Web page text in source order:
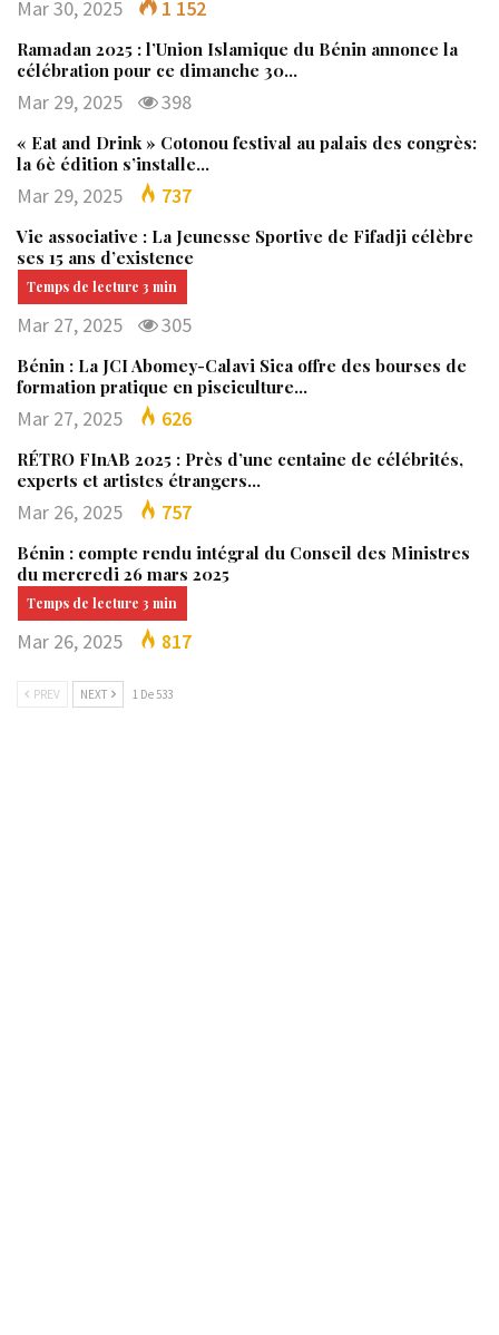
Mar 30, 2025 1 152
Ramadan 2025 : l’Union Islamique du Bénin annonce la
célébration pour ce dimanche 30…
Mar 29, 2025 398
« Eat and Drink » Cotonou festival au palais des congrès:
la 6è édition s’installe…
Mar 29, 2025 737
Vie associative : La Jeunesse Sportive de Fifadji célèbre
ses 15 ans d’existence
Mar 27, 2025 305
Bénin : La JCI Abomey-Calavi Sica offre des bourses de
formation pratique en pisciculture…
Mar 27, 2025 626
RÉTRO FInAB 2025 : Près d’une centaine de célébrités,
experts et artistes étrangers…
Mar 26, 2025 757
Bénin : compte rendu intégral du Conseil des Ministres
du mercredi 26 mars 2025
Mar 26, 2025 817
PREV NEXT 1 De 533